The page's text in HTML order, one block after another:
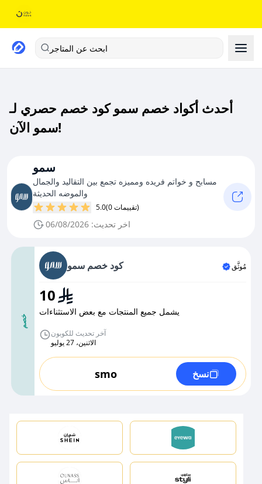
ابحث عن المتاجر
أحدث أكواد خصم سمو كود خصم حصري لـ
سمو الآن!
سمو
مسابح و خواتم فريده ومميزه تجمع بين التقاليد والجمال
والموضه الحديثة
5.0 (0 تقييمات)
اخر تحديث: 06/08/2026
خصم
كود خصم سمو مُوثَّق
10
يشمل جميع المنتجات مع بعض الاستثناءات
آخر تحديث للكوبون
الاثنين، 27 يوليو
smo نسخ